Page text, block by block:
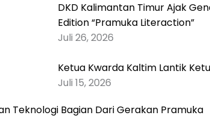
DKD Kalimantan Timur Ajak
Edition “Pramuka Literaction”
Juli 26, 2026
Ketua Kwarda Kaltim Lantik
Juli 15, 2026
Teknologi Bagian Dari Gerakan Pramuka